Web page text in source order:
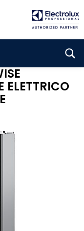
r
ELETTRICO